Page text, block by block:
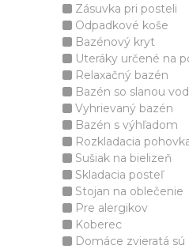
Zásuvka pri posteli
Odpadkové koše
Bazénový kryt
Uteráky určené na
Relaxačný bazén
Bazén so slanou
Vyhrievaný bazén
Bazén s výhľadom
Rozkladacia
Sušiak na bielizeň
Skladacia posteľ
Stojan na oblečenie
Pre alergikov
Koberec
Domáce zvieratá sú